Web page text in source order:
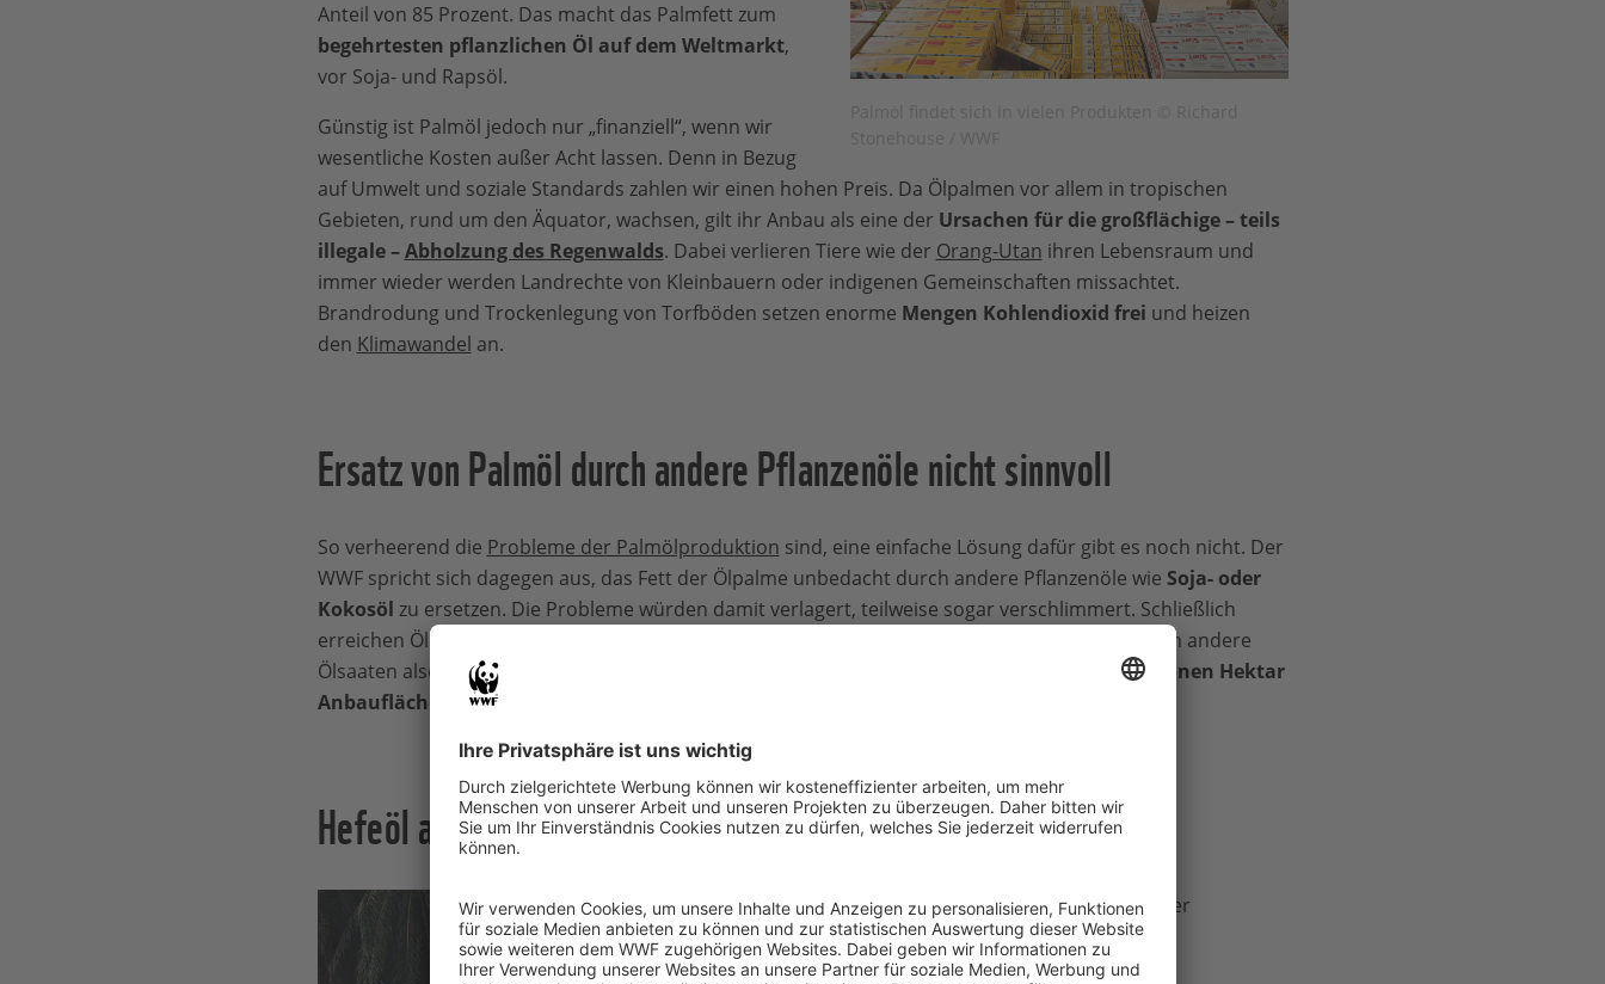
Anteil von 85 Prozent. Das macht das Palmfett zum
begehrtesten pflanzlichen Öl auf dem Weltmarkt,
vor Soja- und Rapsöl.
Günstig ist Palmöl jedoch nur „finanziell“, wenn wir
wesentliche Kosten außer Acht lassen. Denn in Bezug
auf Umwelt und soziale Standards zahlen wir einen hohen Preis. Da Ölpalmen vor allem in tropischen
Gebieten, rund um den Äquator, wachsen, gilt ihr Anbau als eine der Ursachen für die großflächige – teils
illegale –Abholzung des Regenwalds. Dabei verlieren Tiere wie der Orang-Utan ihren Lebensraum und
immer wieder werden Landrechte von Kleinbauern oder indigenen Gemeinschaften missachtet.
Brandrodung und Trockenlegung von Torfböden setzen enorme Mengen Kohlendioxid frei und heizen
den Klimawandel an.
Ersatz von Palmöl durch andere Pflanzenöle nicht sinnvoll
So verheerend die Probleme der Palmölproduktion sind, eine einfache Lösung dafür gibt es noch nicht. Der
WWF spricht sich dagegen aus, das Fett der Ölpalme unbedacht durch andere Pflanzenöle wie Soja- oder
Kokosöl zu ersetzen. Die Probleme würden damit verlagert, teilweise sogar verschlimmert. Schließlich
erreichen Ölpalmen
. Für den gleichen Ertrag würden andere
Ölsaaten also weit mehr Land benötigen. Mittlerweile nimmt der Ölpalmenanbau über
20 Millionen Hektar
Anbaufläche
ein – das entspricht etwas mehr als der Fläche Großbritanniens.
Hefeöl als möglicher Beitrag zur nachhaltigeren Ölproduktion
Könnten andere, alternative Formen der
Ölproduktion, dazu beitragen, das
„Palmölproblem“ zu lösen oder einen